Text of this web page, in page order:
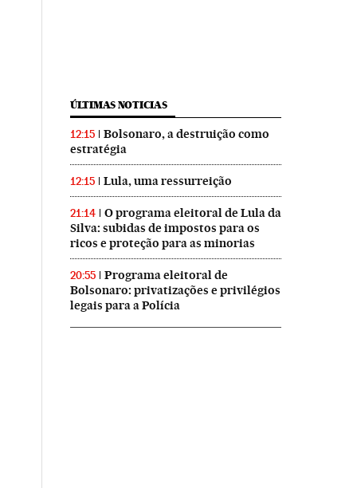
ÚLTIMAS NOTICIAS
12:15
Bolsonaro, a destruição como
estratégia
12:15 Lula, uma ressurreição
21:14
O programa eleitoral de Lula da
Silva: subidas de impostos para os
ricos e proteção para as minorias
20:55
Programa eleitoral de
Bolsonaro: privatizações e privilégios
legais para a Polícia